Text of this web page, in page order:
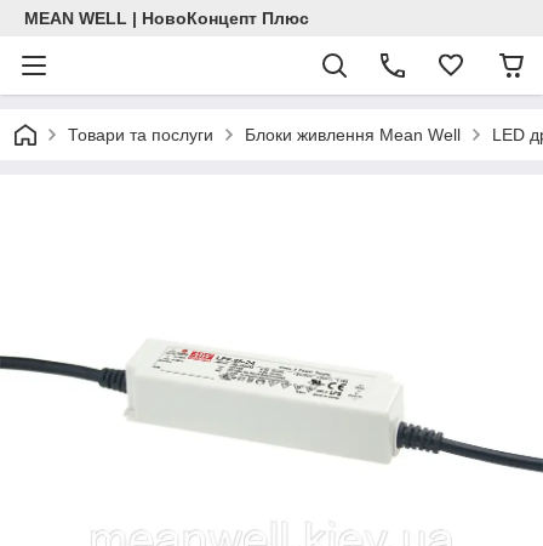
MEAN WELL | НовоКонцепт Плюс
Товари та послуги Блоки живлення Mean Well LED